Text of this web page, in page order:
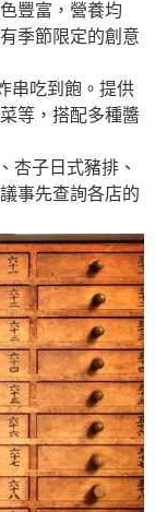
豐富，營養均
季節限定的創意
串吃到飽。提供
等，搭配多種醬
杏子日式豬排、
事先查詢各店的